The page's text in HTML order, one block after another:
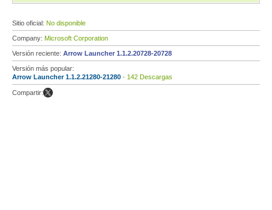
Sitio oficial: No disponible
Company: Microsoft Corporation
Versión reciente: Arrow Launcher 1.1.2.20728-20728
Versión más popular:
Arrow Launcher 1.1.2.21280-21280 - 142 Descargas
Compartir: